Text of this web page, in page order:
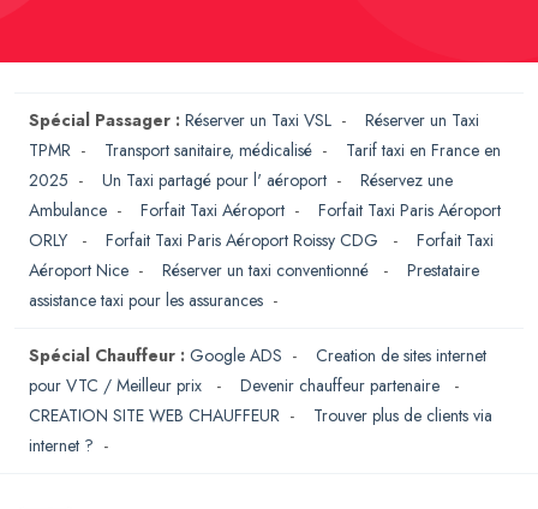
Spécial Passager : Réserver un Taxi VSL - Réserver un Taxi
TPMR - Transport sanitaire, médicalisé - Tarif taxi en France en
2025 - Un Taxi partagé pour l' aéroport - Réservez une
Ambulance - Forfait Taxi Aéroport - Forfait Taxi Paris Aéroport
ORLY
- Forfait Taxi Paris Aéroport Roissy CDG - Forfait Taxi
Aéroport Nice - Réserver un taxi conventionné - Prestataire
assistance taxi pour les assurances -
Spécial Chauffeur : Google ADS - Creation de sites internet
pour VTC / Meilleur prix
- Devenir chauffeur partenaire
-
CREATION SITE WEB CHAUFFEUR - Trouver plus de clients via
internet ? -